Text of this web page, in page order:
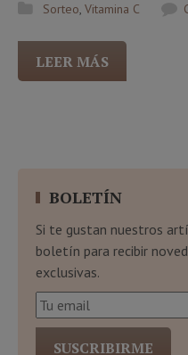
Sorteo, Vitamina C
LEER MÁS
BOLETÍN
Si te gustan nuestros
boletín para recibir
exclusivas.